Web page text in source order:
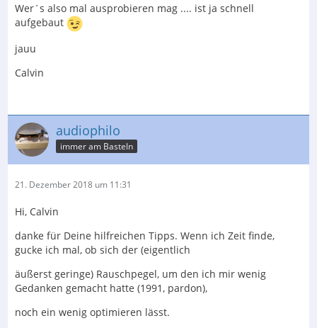
Wer´s also mal ausprobieren mag .... ist ja schnell
aufgebaut
jauu
Calvin
audiophilo
immer am Basteln
21. Dezember 2018 um 11:31
Hi, Calvin
danke für Deine hilfreichen Tipps. Wenn ich Zeit finde,
gucke ich mal, ob sich der (eigentlich
äußerst geringe) Rauschpegel, um den ich mir wenig
Gedanken gemacht hatte (1991, pardon),
noch ein wenig optimieren lässt.